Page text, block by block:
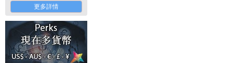
更多詳情